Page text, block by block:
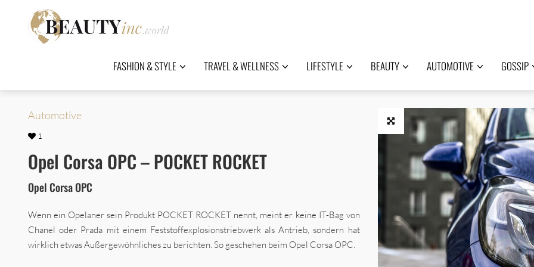
FASHION & STYLE TRAVEL & WELLNESS LIFESTYLE BEAUTY AUTOMOTIVE GOSSIP
Automotive
1
Opel Corsa OPC – POCKET ROCKET
Opel Corsa OPC
Wenn ein Opelaner sein Produkt POCKET ROCKET nennt, meint er keine IT-Bag von
Chanel oder Prada mit einem Feststoffexplosionstriebwerk als Antrieb, sondern hat
wirklich etwas Außergewöhnliches zu berichten. So geschehen beim Opel Corsa OPC.